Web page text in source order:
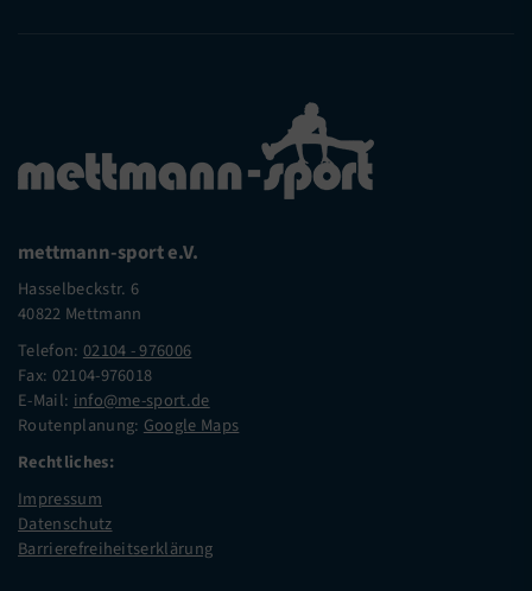
mettmann-sport e.V.
Hasselbeckstr. 6
40822 Mettmann
Telefon: 02104 - 976006
Fax: 02104-976018
E-Mail: info@me-sport.de
Routenplanung: Google Maps
Rechtliches:
Impressum
Datenschutz
Barrierefreiheitserklärung